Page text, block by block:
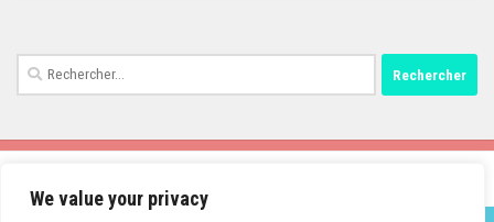
We value your privacy
Rechercher :